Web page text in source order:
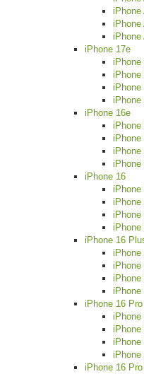
iPhone
iPhone
iPhone
iPhone 17e
iPhone
iPhone
iPhone
iPhone
iPhone 16e
iPhone
iPhone
iPhone
iPhone
iPhone 16
iPhone
iPhone
iPhone
iPhone
iPhone 16
iPhone
iPhone
iPhone
iPhone
iPhone 16 Pro
iPhone
iPhone
iPhone
iPhone
iPhone 16